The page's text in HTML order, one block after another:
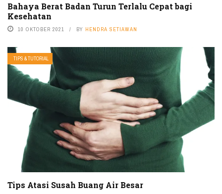
Bahaya Berat Badan Turun Terlalu Cepat bagi
Kesehatan
10 OKTOBER 2021 BY HENDRA SETIAWAN
TIPS & TUTORIAL
Tips Atasi Susah Buang Air Besar